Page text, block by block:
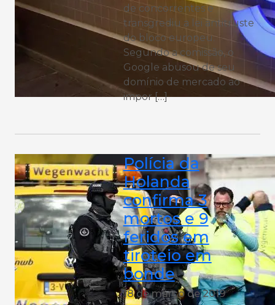
de concorrentes e
transgrediu a lei antitruste
do bloco europeu.
Segundo a comissão, o
Google abusou de seu
domínio de mercado ao
impor […]
Polícia da
Holanda
confirma 3
mortos e 9
feridos em
tiroteio em
bonde
18 de março de 2019